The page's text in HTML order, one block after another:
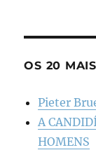
OS 20
Pieter
A
HOMENS